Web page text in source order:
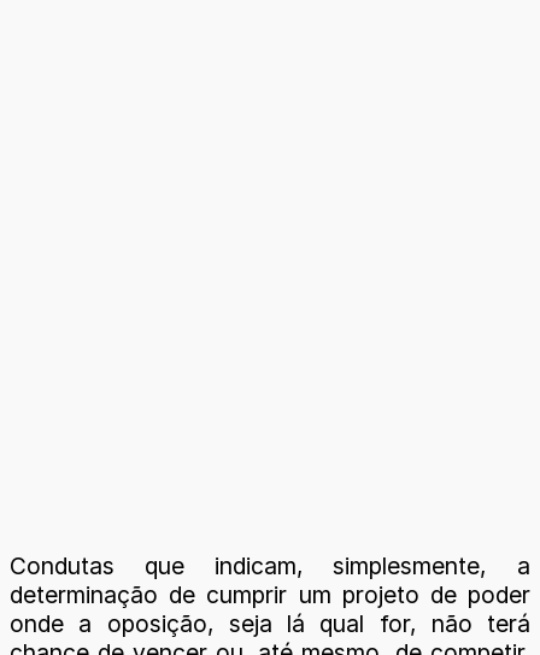
Condutas que indicam, simplesmente, a
determinação de cumprir um projeto de poder
onde a oposição, seja lá qual for, não terá